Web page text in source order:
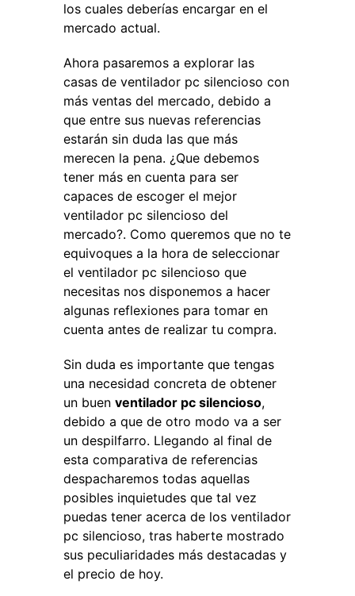
los cuales deberías encargar en el
mercado actual.
Ahora pasaremos a explorar las
casas de ventilador pc silencioso con
más ventas del mercado, debido a
que entre sus nuevas referencias
estarán sin duda las que más
merecen la pena. ¿Que debemos
tener más en cuenta para ser
capaces de escoger el mejor
ventilador pc silencioso del
mercado?. Como queremos que no te
equivoques a la hora de seleccionar
el ventilador pc silencioso que
necesitas nos disponemos a hacer
algunas reflexiones para tomar en
cuenta antes de realizar tu compra.
Sin duda es importante que tengas
una necesidad concreta de obtener
un buen ventilador pc silencioso,
debido a que de otro modo va a ser
un despilfarro. Llegando al final de
esta comparativa de referencias
despacharemos todas aquellas
posibles inquietudes que tal vez
puedas tener acerca de los ventilador
pc silencioso, tras haberte mostrado
sus peculiaridades más destacadas y
el precio de hoy.